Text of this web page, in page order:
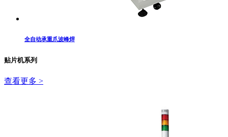
全自动承重爪波峰焊
贴片机系列
查看更多 >